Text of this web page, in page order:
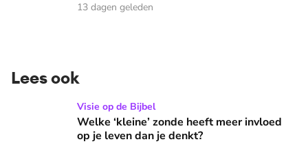
13 dagen geleden
Lees ook
Welke ‘kleine’ zonde heeft meer invloed op je leven dan je
Visie op de Bijbel
Welke ‘kleine’ zonde heeft meer invloed
op je leven dan je denkt?